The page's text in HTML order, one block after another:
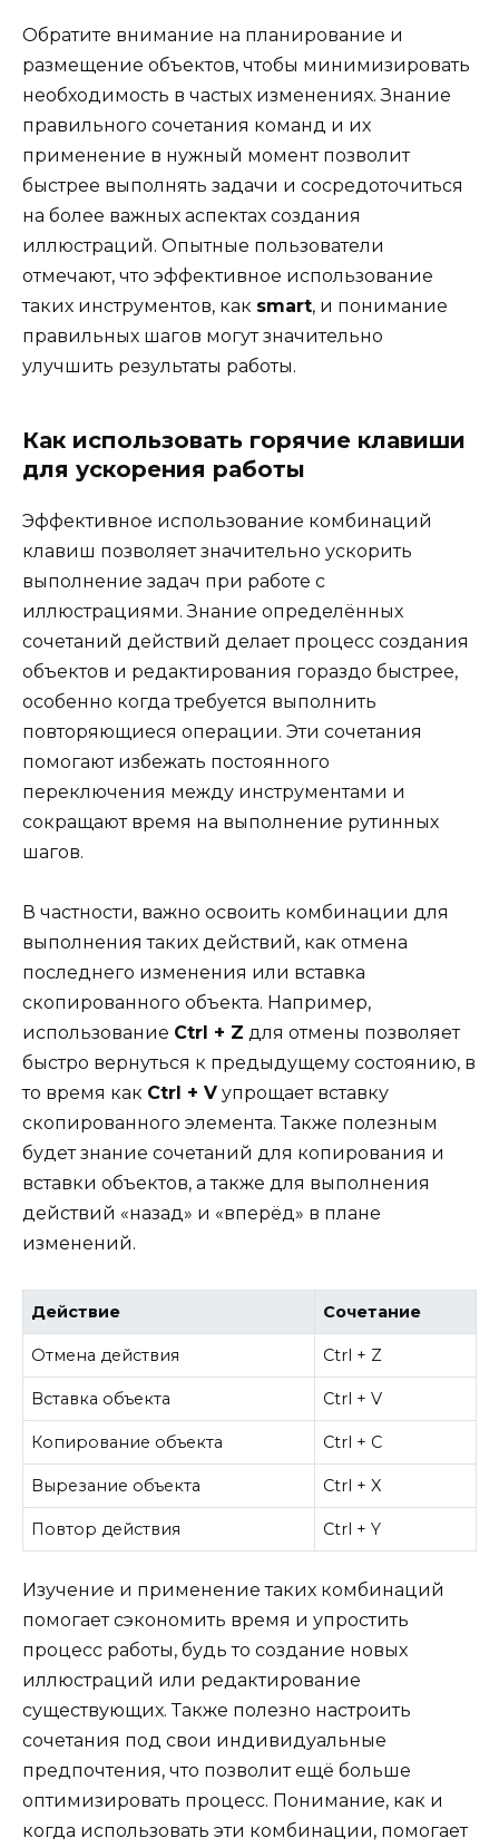
Обратите внимание на планирование и
размещение объектов, чтобы минимизировать
необходимость в частых изменениях. Знание
правильного сочетания команд и их
применение в нужный момент позволит
быстрее выполнять задачи и сосредоточиться
на более важных аспектах создания
иллюстраций. Опытные пользователи
отмечают, что эффективное использование
таких инструментов, как smart, и понимание
правильных шагов могут значительно
улучшить результаты работы.
Как использовать горячие клавиши
для ускорения работы
Эффективное использование комбинаций
клавиш позволяет значительно ускорить
выполнение задач при работе с
иллюстрациями. Знание определённых
сочетаний действий делает процесс создания
объектов и редактирования гораздо быстрее,
особенно когда требуется выполнить
повторяющиеся операции. Эти сочетания
помогают избежать постоянного
переключения между инструментами и
сокращают время на выполнение рутинных
шагов.
В частности, важно освоить комбинации для
выполнения таких действий, как отмена
последнего изменения или вставка
скопированного объекта. Например,
использование Ctrl + Z для отмены позволяет
быстро вернуться к предыдущему состоянию, в
то время как Ctrl + V упрощает вставку
скопированного элемента. Также полезным
будет знание сочетаний для копирования и
вставки объектов, а также для выполнения
действий «назад» и «вперёд» в плане
изменений.
Действие Сочетание
Отмена действия Ctrl + Z
Вставка объекта Ctrl + V
Копирование объекта Ctrl + C
Вырезание объекта Ctrl + X
Повтор действия Ctrl + Y
Изучение и применение таких комбинаций
помогает сэкономить время и упростить
процесс работы, будь то создание новых
иллюстраций или редактирование
существующих. Также полезно настроить
сочетания под свои индивидуальные
предпочтения, что позволит ещё больше
оптимизировать процесс. Понимание, как и
когда использовать эти комбинации, помогает